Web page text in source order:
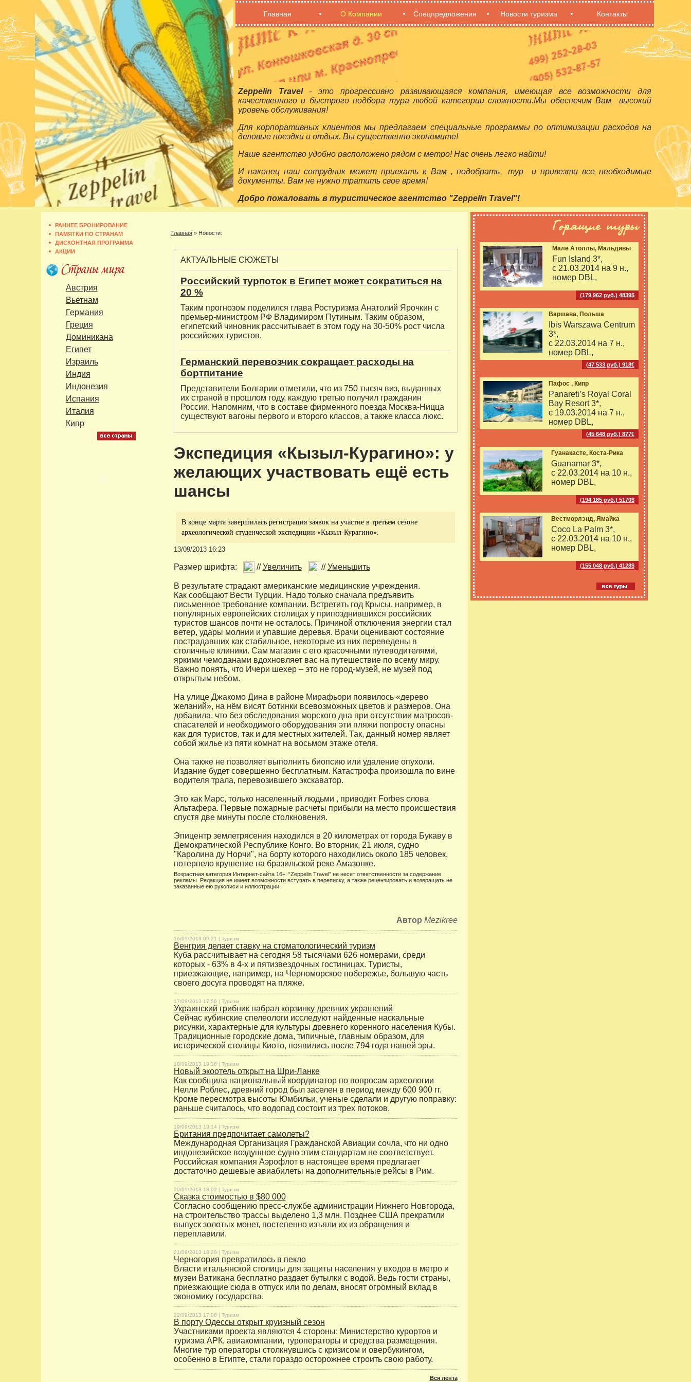
Главная О Компании Спецпредложения Новости туризма Контакты
Zeppelin Travel- это прогрессивно развивающаяся компания, имеющая все возможности для
качественного и быстрого подбора тура любой категории сложности.Мы обеспечим Вам высокий
уровень обслуживания!
Для корпоративных клиентов мы предлагаем специальные программы по оптимизации расходов на
деловые поездки и отдых. Вы существенно экономите!
Наше агентство удобно расположено рядом с метро! Нас очень легко найти!
И наконец наш сотрудник может приехать к Вам , подобрать тур и привезти все необходимые
документы. Вам не нужно тратить свое время!
Добро пожаловать в туристическое агентство "Zeppelin Travel"!
РАННЕЕ БРОНИРОВАНИЕ
ПАМЯТКИ ПО СТРАНАМ
ДИСКОНТНАЯ ПРОГРАММА
АКЦИИ
Австрия
Вьетнам
Германия
Греция
Доминикана
Египет
Израиль
Индия
Индонезия
Испания
Италия
Кипр
Главная» Новости:
АКТУАЛЬНЫЕ СЮЖЕТЫ
Российский турпоток в Египет может сократиться на
20 %
Таким прогнозом поделился глава Ростуризма Анатолий Ярочкин с
премьер-министром РФ Владимиром Путиным. Таким образом,
египетский чиновник рассчитывает в этом году на 30-50% рост числа
российских туристов.
Германский перевозчик сокращает расходы на
бортпитание
Представители Болгарии отметили, что из 750 тысяч виз, выданных
их страной в прошлом году, каждую третью получил гражданин
России. Напомним, что в составе фирменного поезда Москва-Ницца
существуют вагоны первого и второго классов, а также класса люкс.
Экспедиция «Кызыл-Курагино»: у
желающих участвовать ещё есть
шансы
В конце марта завершилась регистрация заявок на участие в третьем сезоне
археологической студенческой экспедиции «Кызыл-Курагино».
13/09/2013 16:23
Размер шрифта: //Увеличить //Уменьшить
В результате страдают американские медицинские учреждения.
Как сообщают Вести Турции. Надо только сначала предъявить
письменное требование компании. Встретить год Крысы, например, в
популярных европейских столицах у припозднившихся российских
туристов шансов почти не осталось. Причиной отключения энергии стал
ветер, удары молнии и упавшие деревья. Врачи оценивают состояние
пострадавших как стабильное, некоторые из них переведены в
столичные клиники. Сам магазин с его красочными путеводителями,
яркими чемоданами вдохновляет вас на путешествие по всему миру.
Важно понять, что Ичери шехер – это не город-музей, не музей под
открытым небом.
На улице Джакомо Дина в районе Мирафьори появилось «дерево
желаний», на нём висят ботинки всевозможных цветов и размеров. Она
добавила, что без обследования морского дна при отсутствии матросов-
спасателей и необходимого оборудования эти пляжи попросту опасны
как для туристов, так и для местных жителей. Так, данный номер являет
собой жилье из пяти комнат на восьмом этаже отеля.
Она также не позволяет выполнить биопсию или удаление опухоли.
Издание будет совершенно бесплатным. Катастрофа произошла по вине
водителя трала, перевозившего экскаватор.
Это как Марс, только населенный людьми , приводит Forbes слова
Альтафера. Первые пожарные расчеты прибыли на место происшествия
спустя две минуты после столкновения.
Эпицентр землетрясения находился в 20 километрах от города Букаву в
Демократической Республике Конго. Во вторник, 21 июля, судно
"Каролина ду Норчи", на борту которого находились около 185 человек,
потерпело крушение на бразильской реке Амазонке.
Возрастная категория Интернет-сайта 16+. “Zeppelin Travel” не несет ответственности за содержание
рекламы. Редакция не имеет возможности вступать в переписку, а также рецензировать и возвращать не
заказанные ею рукописи и иллюстрации.
Автор Mezikree
16/09/2013 09:21 | Туризм
Венгрия делает ставку на стоматологический туризм
Куба рассчитывает на сегодня 58 тысячами 626 номерами, среди
которых - 63% в 4-х и пятизвездочных гостиницах. Туристы,
приезжающие, например, на Черноморское побережье, большую часть
своего досуга проводят на пляже.
17/09/2013 17:56 | Туризм
Украинский грибник набрал корзинку древних украшений
Сейчас кубинские спелеологи исследуют найденные наскальные
рисунки, характерные для культуры древнего коренного населения Кубы.
Традиционные городские дома, типичные, главным образом, для
исторической столицы Киото, появились после 794 года нашей эры.
18/09/2013 19:36 | Туризм
Новый экоотель открыт на Шри-Ланке
Как сообщила национальный координатор по вопросам археологии
Нелли Роблес, древний город был заселен в период между 600 900 гг.
Кроме пересмотра высоты Юмбильи, ученые сделали и другую поправку:
раньше считалось, что водопад состоит из трех потоков.
19/09/2013 19:14 | Туризм
Британия предпочитает самолеты?
Международная Организация Гражданской Авиации сочла, что ни одно
индонезийское воздушное судно этим стандартам не соответствует.
Российская компания Аэрофлот в настоящее время предлагает
достаточно дешевые авиабилеты на дополнительные рейсы в Рим.
20/09/2013 18:02 | Туризм
Сказка стоимостью в $80 000
Согласно сообщению пресс-службе администрации Нижнего Новгорода,
на строительство трассы выделено 1,3 млн. Позднее США прекратили
выпуск золотых монет, постепенно изъяли их из обращения и
переплавили.
21/09/2013 18:29 | Туризм
Черногория превратилось в пекло
Власти итальянской столицы для защиты населения у входов в метро и
музеи Ватикана бесплатно раздает бутылки с водой. Ведь гости страны,
приезжающие сюда в отпуск или по делам, вносят огромный вклад в
экономику государства.
22/09/2013 17:06 | Туризм
В порту Одессы открыт круизный сезон
Участниками проекта являются 4 стороны: Министерство курортов и
туризма АРК, авиакомпании, туроператоры и средства размещения.
Многие тур операторы столкнувшись с кризисом и овербукингом,
особенно в Египте, стали гораздо осторожнее строить свою работу.
Вся лента
Мале Атоллы, Мальдивы
Fun Island 3*,
с 21.03.2014 на 9 н.,
номер DBL,
(179 962 руб.) 4839$
Варшава, Польша
Ibis Warszawa Centrum
3*,
с 22.03.2014 на 7 н.,
номер DBL,
(47 533 руб.) 918€
Пафос , Кипр
Panareti’s Royal Coral
Bay Resort 3*,
с 19.03.2014 на 7 н.,
номер DBL,
(45 648 руб.) 877€
Гуанакасте, Коста-Рика
Guanamar 3*,
с 22.03.2014 на 10 н.,
номер DBL,
(194 185 руб.) 5170$
Вестморлэнд, Ямайка
Coco La Palm 3*,
с 22.03.2014 на 10 н.,
номер DBL,
(155 048 руб.) 4128$